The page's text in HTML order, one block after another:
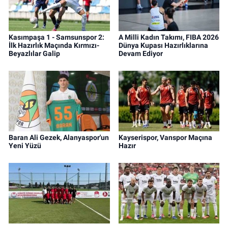
Kasımpaşa 1 - Samsunspor 2:
İlk Hazırlık Maçında Kırmızı-
Beyazlılar Galip
A Milli Kadın Takımı, FIBA 2026
Dünya Kupası Hazırlıklarına
Devam Ediyor
Baran Ali Gezek, Alanyaspor'un
Yeni Yüzü
Kayserispor, Vanspor Maçına
Hazır